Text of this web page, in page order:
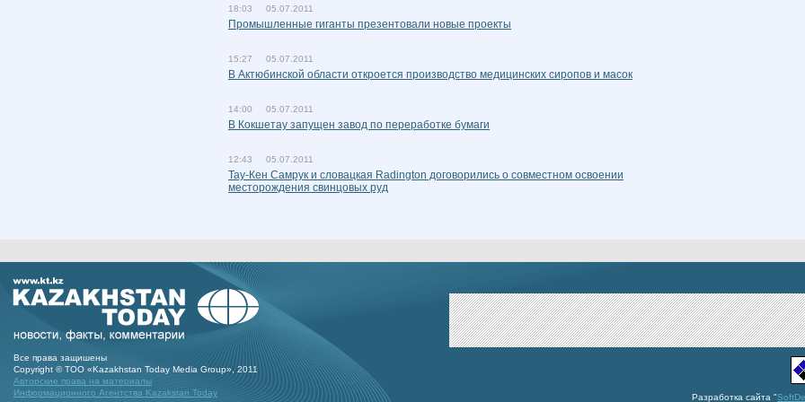
18:03 05.07.2011
Промышленные гиганты презентовали новые проекты
15:27 05.07.2011
В Актюбинской области откроется производство медицинских сиропов и масок
14:00 05.07.2011
В Кокшетау запущен завод по переработке бумаги
12:43 05.07.2011
Тау-Кен Самрук и словацкая Radington договорились о совместном освоении
месторождения свинцовых руд
Разработка сайта "
Все права защишены
Copyright © ТОО «Kazakhstan Today Media Group», 2011
Авторские права на материалы
Информационного Агентства Kazakstan Today